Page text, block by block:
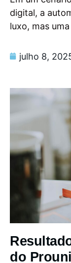
digital, a
luxo, mas
julho 8,
do